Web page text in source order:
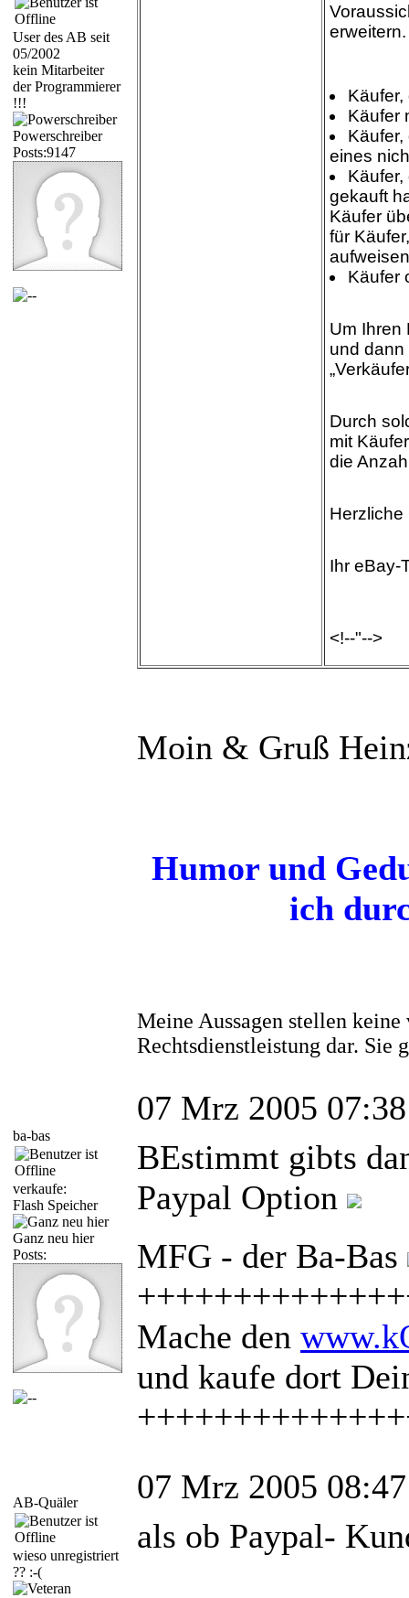
User des AB seit
05/2002
kein Mitarbeiter
der Programmierer
!!!
Powerschreiber
Posts:9147
Käufer
eines
gekauft
Käufer
für
Käufer
Um Ihren
und dann
Durch
mit
die
Herzliche
Ihr eBay-
<!--"-->
Moin & Gruß
Humor und
ich
Meine Aussagen stellen
Rechtsdienstleistung dar. Sie
ba-bas
verkaufe:
Flash Speicher
Ganz neu hier
Posts:
07 Mrz 2005 07:38
BEstimmt gibts
Paypal Option
MFG - der Ba-Bas
Mache den
und kaufe dort
AB-Quäler
wieso unregistriert
?? :-(
07 Mrz 2005 08:47
als ob Paypal-